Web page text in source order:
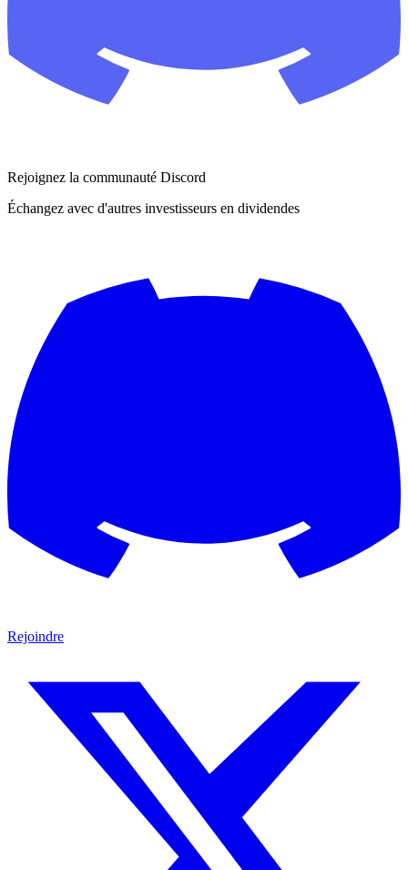
Rejoignez la communauté Discord
Échangez avec d'autres investisseurs en dividendes
Rejoindre